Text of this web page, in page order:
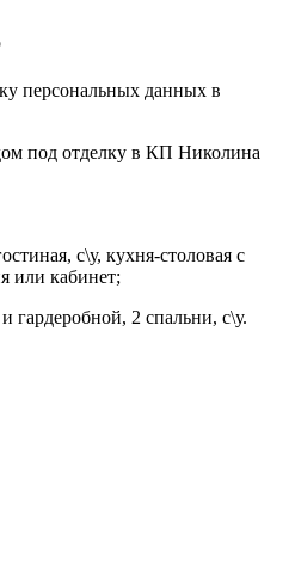
персональных данных в
под отделку в КП Николина
с\у, кухня-столовая с
или кабинет;
гардеробной, 2 спальни, с\у.